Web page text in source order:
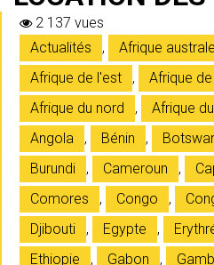
2 137 vues
Actualités
, Afrique australe
Afrique de l'est
, Afrique
Afrique du nord
, Afrique
Angola
, Bénin ,
Burundi
, Cameroun ,
Comores
, Congo ,
Djibouti
, Egypte ,
Ethiopie
, Gabon ,